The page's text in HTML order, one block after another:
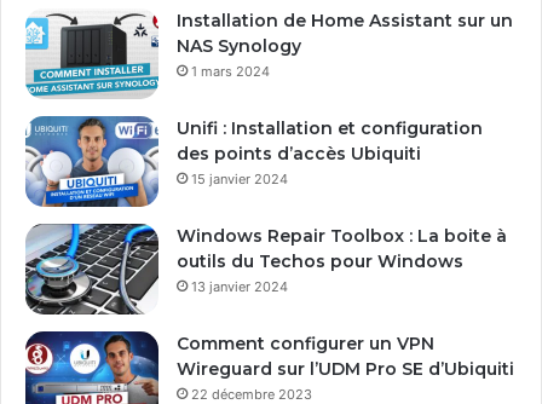
Installation de Home Assistant sur un
NAS Synology
1 mars 2024
Unifi : Installation et configuration
des points d’accès Ubiquiti
15 janvier 2024
Windows Repair Toolbox : La boite à
outils du Techos pour Windows
13 janvier 2024
Comment configurer un VPN
Wireguard sur l’UDM Pro SE d’Ubiquiti
22 décembre 2023